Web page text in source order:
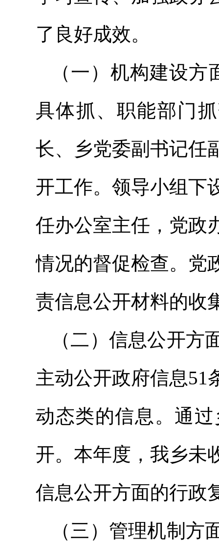
了良好成效。
（一）机构建设
具体抓、职能部门
长、乡党委副书记任
开工作。领导小组下
任办公室主任，党政
情况的督促检查。党
责信息公开材料的收
（二）信息公开方
主动公开政府信息51
动态类的信息。通
开。本年度，我乡未
信息公开方面的行政
（三）管理机制方